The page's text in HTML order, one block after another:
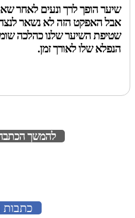
שיער הופך לרך ונעים לאחר
אבל האפקט הזה לא נשאר
שטיפת השיער שלנו כהלכה
הנפלא שלו לאורך זמן.
להמשך
כתבות